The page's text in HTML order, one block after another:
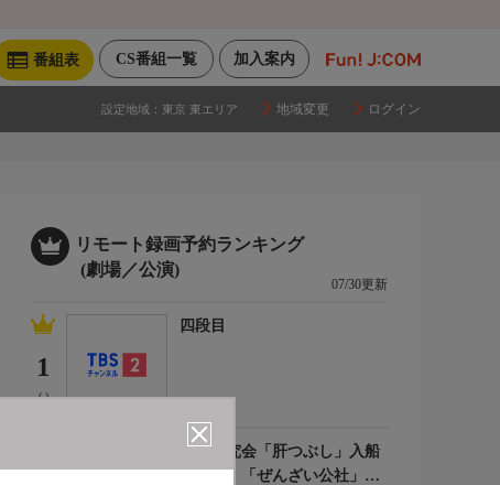
加入案内
CS番組一覧
番組表
設定地域： 東京 東エリア 地域変更 ログイン
リモート録画予約ランキング
(劇場／公演)
07/30更新
1
(-)
四段目
落語研究会「肝つぶし」入船
亭扇遊、「ぜんざい公社」柳